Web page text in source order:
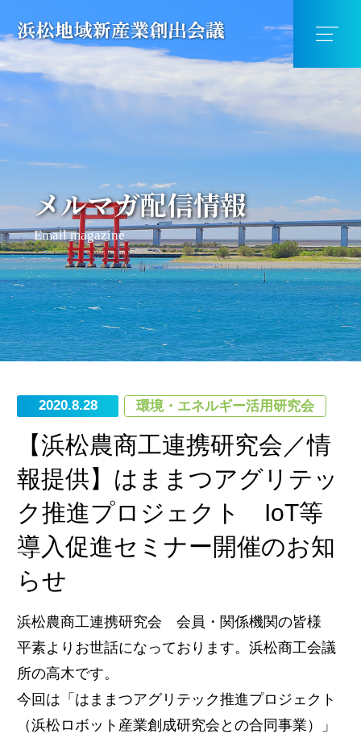
メルマガ配信情報
Email magazine
2020.8.28 環境・エネルギー活用研究会
【浜松農商工連携研究会／情
報提供】はままつアグリテッ
ク推進プロジェクト IoT等
導入促進セミナー開催のお知
らせ
浜松農商工連携研究会 会員・関係機関の皆様
平素よりお世話になっております。浜松商工会議
所の高木です。
今回は「はままつアグリテック推進プロジェクト
（浜松ロボット産業創成研究会との合同事業）」